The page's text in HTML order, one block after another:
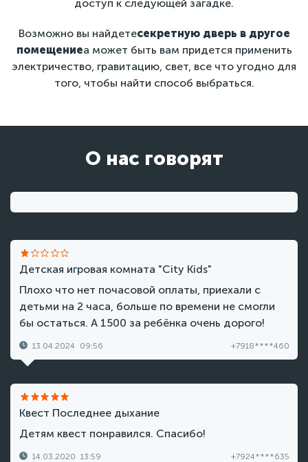
доступ к следующей загадке.
Возможно вы найдетесекретную дверь в другое
помещениеа может быть вам придется применить
электричество, гравитацию, свет, все что угодно для
того, чтобы найти способ выбраться.
О нас говорят
Детская игровая комната "City Kids"
Плохо что нет почасовой оплаты, приехали с
детьми на 2 часа, больше по времени не смогли
бы остаться. А 1500 за ребёнка очень дорого!
13.04.2024 09:56 +7918****460
Квест Последнее дыхание
Детям квест понравился. Спасибо!
14.03.2020 13:59 +7924****635